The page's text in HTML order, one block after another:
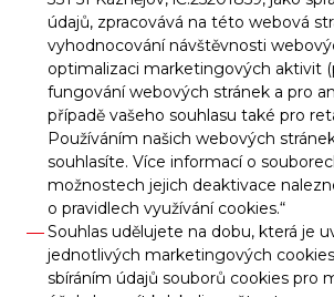
údajů, zpracovává na této webová
vyhodnocování návštěvnosti
optimalizaci marketingových aktivit
fungování webových stránek a pro
případě vašeho souhlasu také pro
Používáním našich webových
souhlasíte. Více informací o
možnostech jejich deaktivace
o pravidlech využívání cookies.“
Souhlas udělujete na dobu, která je
jednotlivých marketingových
sbíráním údajů souborů cookies pro